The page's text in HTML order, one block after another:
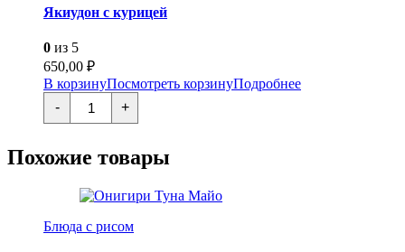
Якиудон с курицей
0 из 5
650,00 ₽
В корзинуПосмотреть корзинуПодробнее
-
Количество
товара
Якиудон
курицей
+
Похожие товары
Блюда с рисом